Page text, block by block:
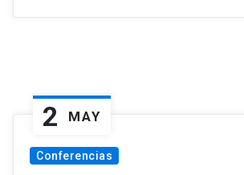
2 MAY
Conferencias